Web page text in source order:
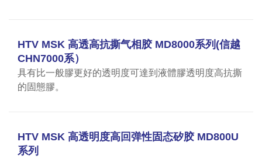
HTV MSK 高透高抗撕气相胶 MD8000系列(信越
CHN7000系）
具有比一般膠更好的透明度可達到液體膠透明度高抗撕
的固態膠。
HTV MSK 高透明度高回弹性固态矽胶 MD800U
系列